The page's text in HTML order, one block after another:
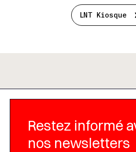
LNT Kiosque
Restez informé
nos newsletters